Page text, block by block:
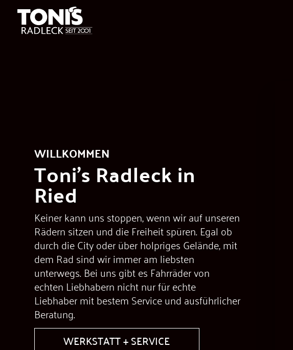
WILLKOMMEN
Toni’s Radleck in
Ried
Keiner kann uns stoppen, wenn wir auf unseren
Rädern sitzen und die Freiheit spüren. Egal ob
durch die City oder über holpriges Gelände, mit
dem Rad sind wir immer am liebsten
unterwegs. Bei uns gibt es Fahrräder von
echten Liebhabern nicht nur für echte
Liebhaber mit bestem Service und ausführlicher
Beratung.
WERKSTATT + SERVICE